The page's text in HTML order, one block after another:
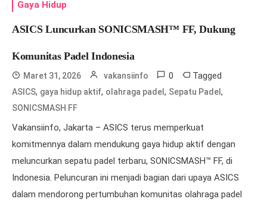
Gaya Hidup
ASICS Luncurkan SONICSMASH™ FF, Dukung
Komunitas Padel Indonesia
Maret 31, 2026 vakansiinfo 0 Tagged
ASICS, gaya hidup aktif, olahraga padel , Sepatu Padel ,
SONICSMASH FF
Vakansiinfo, Jakarta – ASICS terus memperkuat
komitmennya dalam mendukung gaya hidup aktif dengan
meluncurkan sepatu padel terbaru, SONICSMASH™ FF, di
Indonesia. Peluncuran ini menjadi bagian dari upaya ASICS
dalam mendorong pertumbuhan komunitas olahraga padel